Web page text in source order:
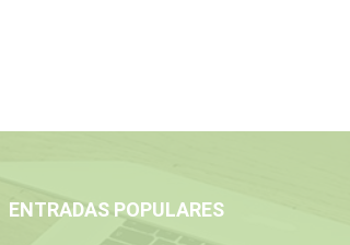
ENTRADAS POPULARES